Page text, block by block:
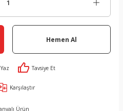
Hemen Al
Tavsiye Et
Karşılaştır
Ürün